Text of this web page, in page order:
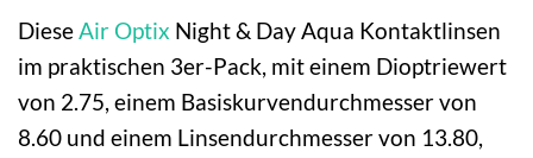
DieseAir Optix Night & Day Aqua Kontaktlinsen
im praktischen 3er-Pack, mit einem Dioptriewert
von 2.75, einem Basiskurvendurchmesser von
8.60 und einem Linsendurchmesser von 13.80,